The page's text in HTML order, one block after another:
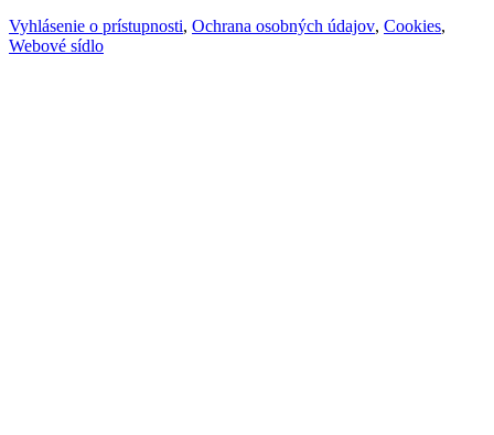
Vyhlásenie o prístupnosti, Ochrana osobných údajov, Cookies,
Webové sídlo